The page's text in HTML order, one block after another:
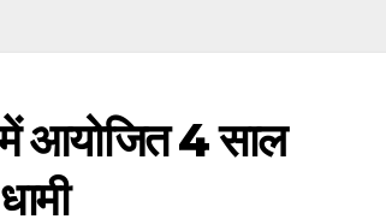
में आयोजित 4 साल